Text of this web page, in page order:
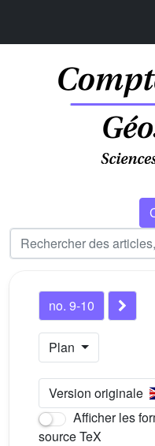
no. 9-10
Plan
Version originale
Afficher les
source TeX